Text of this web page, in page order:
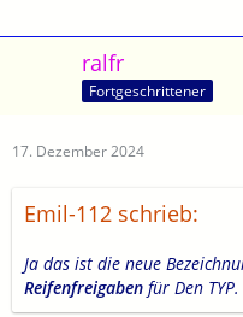
ralfr
Fortgeschrittener
17. Dezember 2024
Emil-112 schrieb:
Ja das ist die neue
Reifenfreigaben für Den TYP.